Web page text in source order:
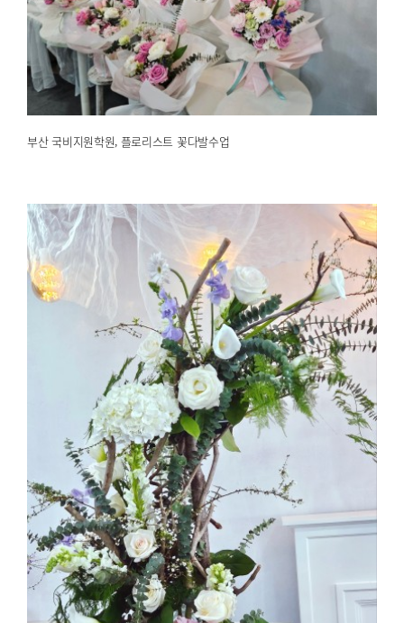
부산 국비지원학원, 플로리스트 꽃다발수업
2025.02.21해운대한국문화센터
부산 국비지원학원, 플로리스트 꽃다발수업